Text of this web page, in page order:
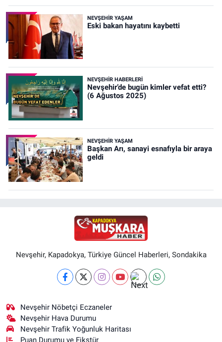
NEVŞEHIR YAŞAM
Eski bakan hayatını kaybetti
NEVŞEHIR HABERLERI
Nevşehir’de bugün kimler vefat etti?
(6 Ağustos 2025)
NEVŞEHIR YAŞAM
Başkan Arı, sanayi esnafıyla bir araya
geldi
Nevşehir, Kapadokya, Türkiye Güncel Haberleri, Sondakika
Nevşehir Nöbetçi Eczaneler
Nevşehir Hava Durumu
Nevşehir Trafik Yoğunluk Haritası
Puan Durumu ve Fikstür